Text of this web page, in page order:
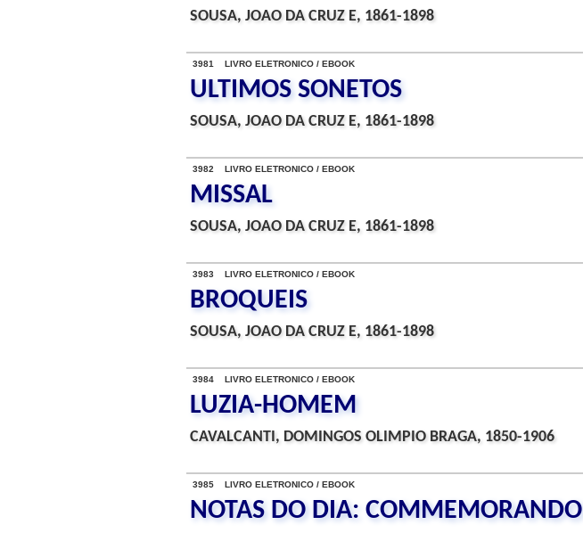
SOUSA, JOAO DA CRUZ E, 1861-1898
3981 LIVRO ELETRONICO / EBOOK
ULTIMOS SONETOS
SOUSA, JOAO DA CRUZ E, 1861-1898
3982 LIVRO ELETRONICO / EBOOK
MISSAL
SOUSA, JOAO DA CRUZ E, 1861-1898
3983 LIVRO ELETRONICO / EBOOK
BROQUEIS
SOUSA, JOAO DA CRUZ E, 1861-1898
3984 LIVRO ELETRONICO / EBOOK
LUZIA-HOMEM
CAVALCANTI, DOMINGOS OLIMPIO BRAGA, 1850-1906
3985 LIVRO ELETRONICO / EBOOK
NOTAS DO DIA: COMMEMORANDO